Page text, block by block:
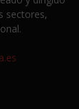
sectores,